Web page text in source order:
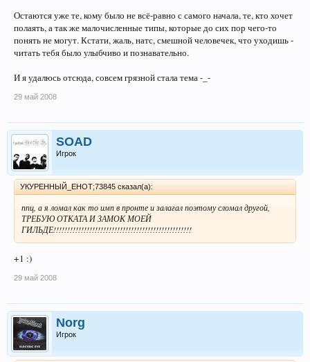
Остаются уже те, кому было не всё-равно с самого начала, те, кто хочет
полаять, а так же малочисленные типы, которые до сих пор чего-то
понять не могут. Кстати, жаль, натс, смешной человечек, что уходишь -
читать тебя было улыбчиво и познавательно.
И я удалюсь отсюда, совсем грязной стала тема -_-
29 май 2008
SOAD
Игрок
УКУРЕННЫЙ_ЕНОТ;73845 сказал(а):
ппц, а я ломал как то имп в пронте и залагал поэтому сломал другой,
ТРЕБУЮ ОТКАТА И ЗАМОК МОЕЙ
ГИЛЬДЕ!!!!!!!!!!!!!!!!!!!!!!!!!!!!!!!!!!!!!!!!!!!!!!!!!!
+1 :)
29 май 2008
Norg
Игрок